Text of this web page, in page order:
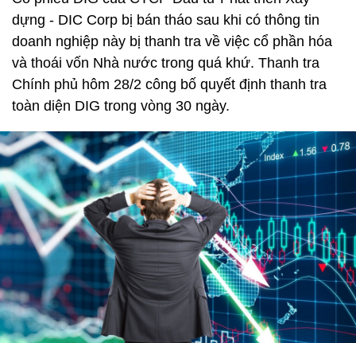
dựng - DIC Corp bị bán tháo sau khi có thông tin
doanh nghiệp này bị thanh tra về việc cổ phần hóa
và thoái vốn Nhà nước trong quá khứ. Thanh tra
Chính phủ hôm 28/2 công bố quyết định thanh tra
toàn diện DIG trong vòng 30 ngày.